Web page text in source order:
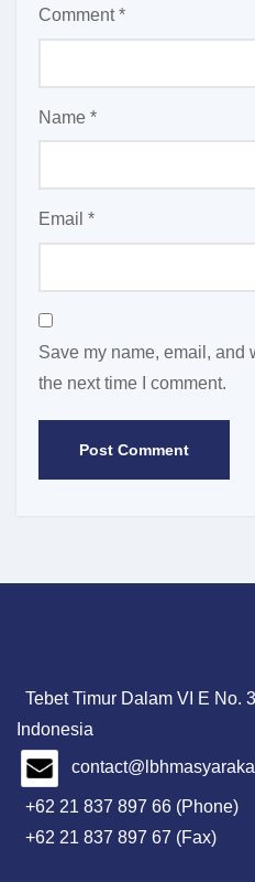
Comment*
Name *
Email *
Save my name, email, and
the next time I comment.
Tebet Timur Dalam VI E No.
Indonesia
+62 21 837 897 66 (Phone)
+62 21 837 897 67 (Fax)